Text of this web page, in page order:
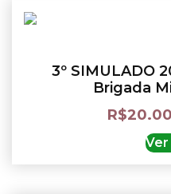
3º SIMULADO
Brigada
R$20.00